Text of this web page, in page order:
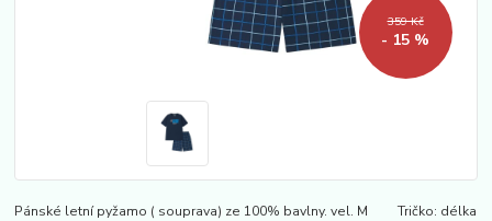
359 Kč
- 15 %
Pánské letní pyžamo ( souprava) ze 100% bavlny. vel. M Tričko: délka